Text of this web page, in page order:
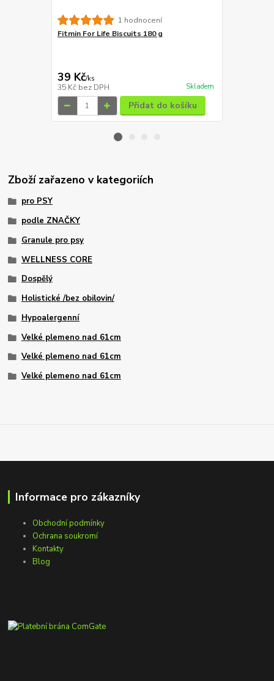
1 hodnocení
Fitmin For Life Biscuits 180 g
39 Kč/ks
35 Kč bez DPH Skladem
Přidat do košíku
Zboží zařazeno v kategoriích
pro PSY
podle ZNAČKY
Granule pro psy
WELLNESS CORE
Dospělý
Holistické /bez obilovin/
Hypoalergenní
Velké plemeno nad 61cm
Velké plemeno nad 61cm
Velké plemeno nad 61cm
Informace pro zákazníky
Obchodní podmínky
Ochrana soukromí
Kontakty
Blog